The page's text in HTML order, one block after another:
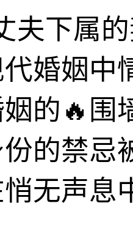
夫下属
婚姻中
的🔥围
的禁忌
无声息